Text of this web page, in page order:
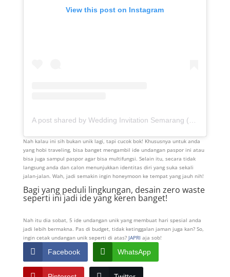
View this post on Instagram
A post shared by Wedding Invitation Semarang (@allundangan)
Nah kalau ini sih bukan unik lagi, tapi cucok bok! Khususnya untuk anda
yang hobi traveling, bisa banget mengambil ide undangan paspor ini atau
bisa juga sampul paspor agar bisa multifungsi. Selain itu, secara tidak
langsung anda dan calon menunjukkan identitas diri yang suka sekali
jalan-jalan. Wah, jadi semakin ingin honeymoon ke tempat yang jauh nih!
Bagi yang peduli lingkungan, desain zero waste
seperti ini jadi ide yang keren banget!
Nah itu dia sobat, 5 ide undangan unik yang membuat hari spesial anda
jadi lebih bermakna. Pas di budget, tidak ketinggalan jaman juga kan? So,
ingin cetak undangan unik seperti di atas? JAPRI aja sob!
Facebook WhatsApp